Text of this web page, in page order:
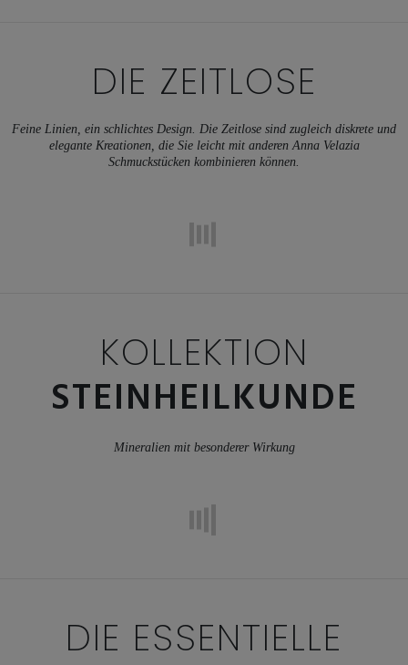
DIE ZEITLOSE
Feine Linien, ein schlichtes Design. Die Zeitlose sind zugleich diskrete und
elegante Kreationen, die Sie leicht mit anderen Anna Velazia
Schmuckstücken kombinieren können.
KOLLEKTION
STEINHEILKUNDE
Mineralien mit besonderer Wirkung
DIE ESSENTIELLE